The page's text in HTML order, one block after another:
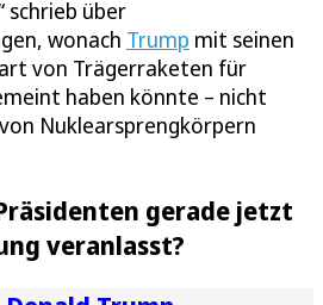
schrieb über
wonach Trump mit seinen
von Trägerraketen für
haben könnte – nicht
Nuklearsprengkörpern
gerade jetzt
veranlasst?